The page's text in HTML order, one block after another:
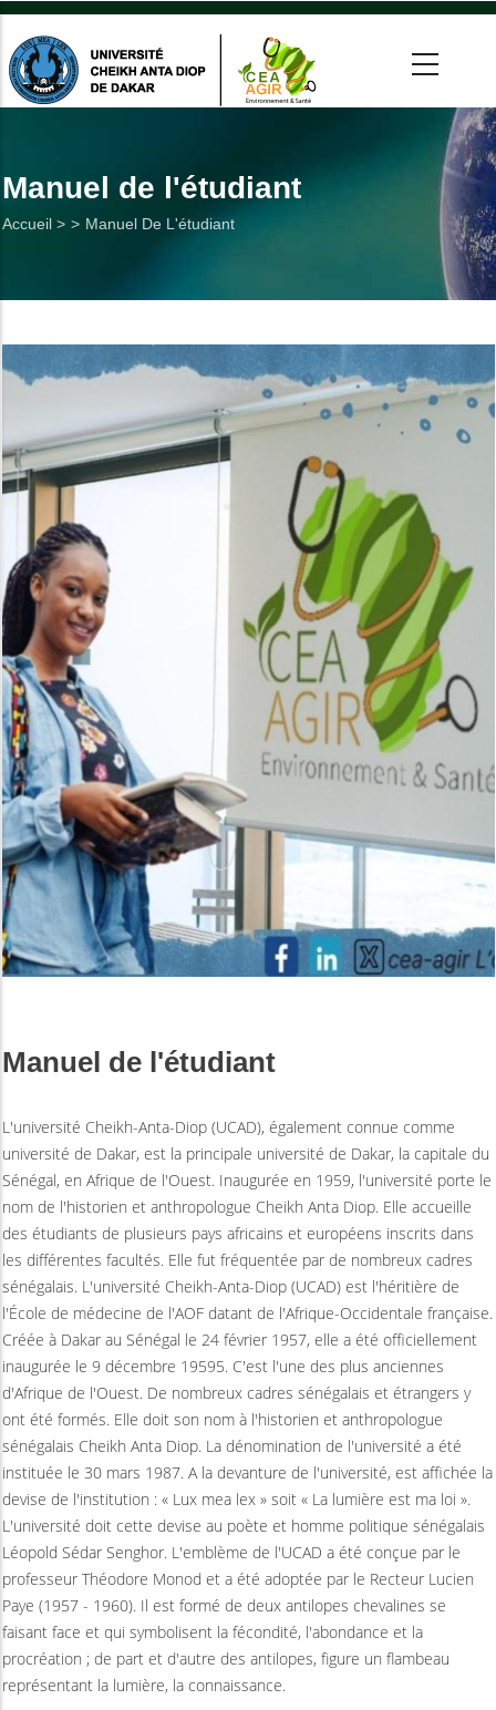
Aller
contenu
principal
Manuel de l'étudiant
Fil
Accueil > Manuel De L'étudiant
Manuel de l'étudiant
L'université Cheikh-Anta-Diop (UCAD), également connue comme
université de Dakar, est la principale université de Dakar, la capitale du
Sénégal, en Afrique de l'Ouest. Inaugurée en 1959, l'université porte le
nom de l'historien et anthropologue Cheikh Anta Diop. Elle accueille
des étudiants de plusieurs pays africains et européens inscrits dans
les différentes facultés. Elle fut fréquentée par de nombreux cadres
sénégalais. L'université Cheikh-Anta-Diop (UCAD) est l'héritière de
l'École de médecine de l'AOF datant de l'Afrique-Occidentale française.
Créée à Dakar au Sénégal le 24 février 1957, elle a été officiellement
inaugurée le 9 décembre 19595. C'est l'une des plus anciennes
d'Afrique de l'Ouest. De nombreux cadres sénégalais et étrangers y
ont été formés. Elle doit son nom à l'historien et anthropologue
sénégalais Cheikh Anta Diop. La dénomination de l'université a été
instituée le 30 mars 1987. A la devanture de l'université, est affichée la
devise de l'institution : « Lux mea lex » soit « La lumière est ma loi ».
L'université doit cette devise au poète et homme politique sénégalais
Léopold Sédar Senghor. L'emblème de l'UCAD a été conçue par le
professeur Théodore Monod et a été adoptée par le Recteur Lucien
Paye (1957 - 1960). Il est formé de deux antilopes chevalines se
faisant face et qui symbolisent la fécondité, l'abondance et la
procréation ; de part et d'autre des antilopes, figure un flambeau
représentant la lumière, la connaissance.